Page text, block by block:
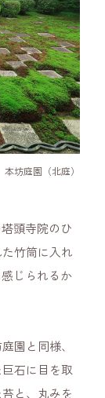
本坊庭園（北庭）
頭寺院のひ
竹筒に入れ
じられるか
園と同様、
石に目を取
と、丸みを